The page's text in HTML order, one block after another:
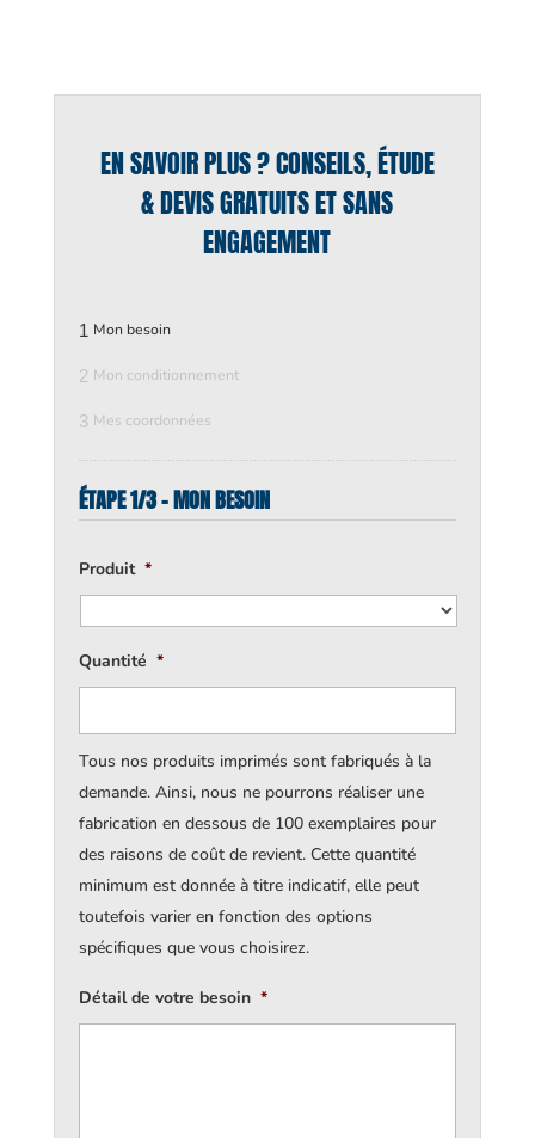
EN SAVOIR PLUS ? CONSEILS, ÉTUDE
& DEVIS GRATUITS ET SANS
ENGAGEMENT
1 Mon besoin
2 Mon conditionnement
3 Mes coordonnées
ÉTAPE 1/3 - MON BESOIN
Produit *
Quantité *
Tous nos produits imprimés sont fabriqués à la
demande. Ainsi, nous ne pourrons réaliser une
fabrication en dessous de 100 exemplaires pour
des raisons de coût de revient. Cette quantité
minimum est donnée à titre indicatif, elle peut
toutefois varier en fonction des options
spécifiques que vous choisirez.
Détail de votre besoin *